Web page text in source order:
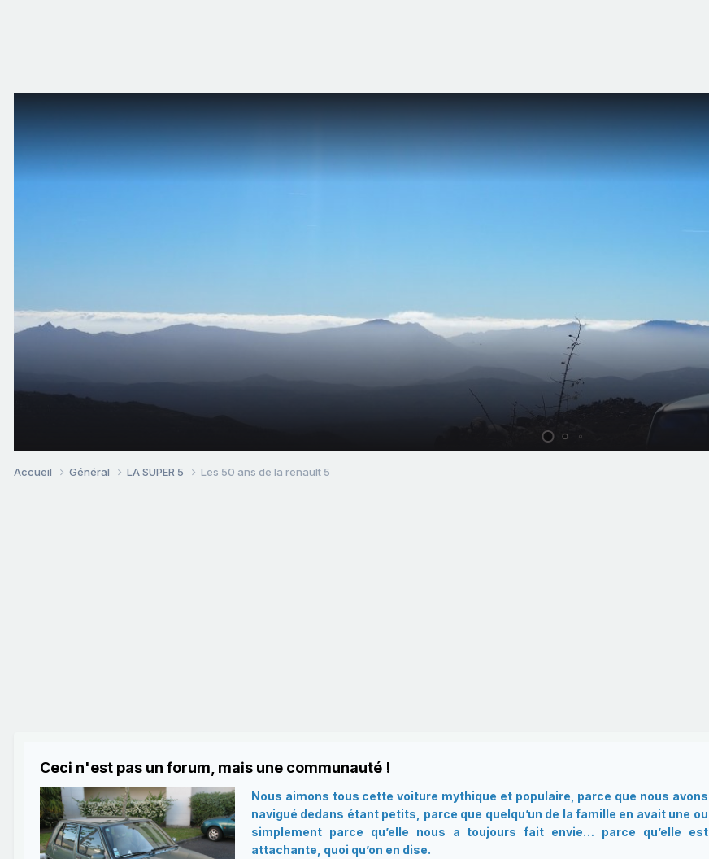
Accueil Général LA SUPER 5 Les 50 ans de la renault 5
Ceci n'est pas un forum, mais une communauté !
Nous aimons tous cette voiture mythique et populaire, parce que nous avons
navigué dedans étant petits, parce que quelqu’un de la famille en avait une ou
simplement parce qu’elle nous a toujours fait envie… parce qu’elle est
attachante, quoi qu’on en dise.